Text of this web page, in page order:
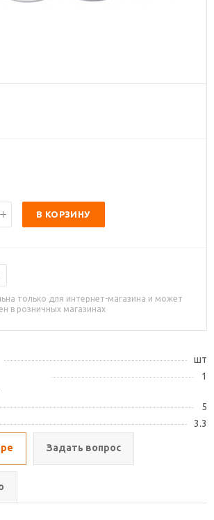
В КОРЗИНУ
только для интернет-магазина и может
в розничных магазинах
шт
1
5
3.3
Задать вопрос